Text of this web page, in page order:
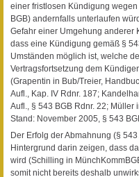
einer fristlosen Kündigung
BGB) andernfalls unterlaufen
Gefahr einer Umgehung anderer
dass eine Kündigung gemäß §
Umständen möglich ist, welche
Vertragsfortsetzung dem
(Grapentin in Bub/Treier,
Aufl., Kap. IV Rdnr. 187;
Aufl., § 543 BGB Rdnr. 22; Müller
Stand: November 2005, § 543
Der Erfolg der Abmahnung (§
Hintergrund darin zeigen, dass
wird (Schilling in
somit nicht bereits deshalb